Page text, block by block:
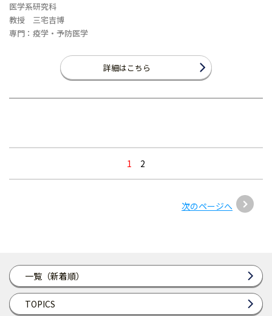
一覧（新着順）
TOPICS
医学系研究科
教授 三宅吉博
専門：疫学・予防医学
詳細はこちら
1 2
次のページへ